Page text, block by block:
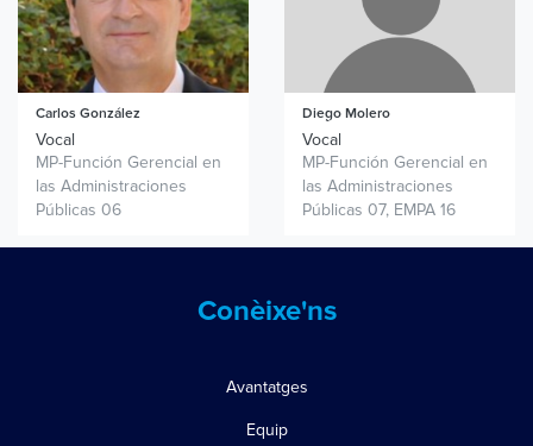
Carlos González
Vocal
MP-Función Gerencial en
las Administraciones
Públicas 06
Diego Molero
Vocal
MP-Función Gerencial en
las Administraciones
Públicas 07, EMPA 16
Conèixe'ns
Avantatges
Equip